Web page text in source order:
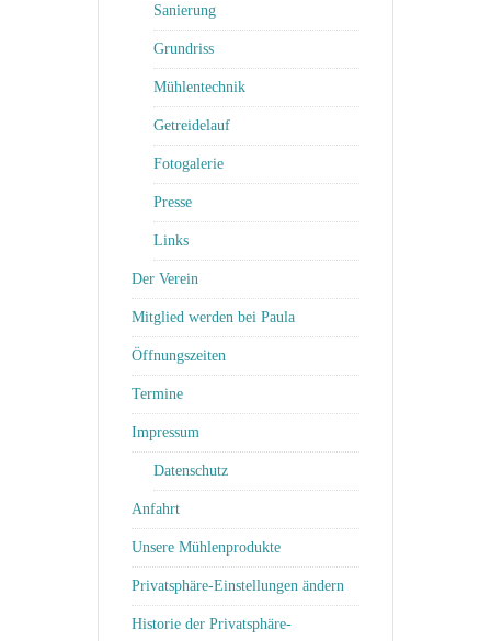
Sanierung
Grundriss
Mühlentechnik
Getreidelauf
Fotogalerie
Presse
Links
Der Verein
Mitglied werden bei Paula
Öffnungszeiten
Termine
Impressum
Datenschutz
Anfahrt
Unsere Mühlenprodukte
Privatsphäre-Einstellungen ändern
Historie der Privatsphäre-